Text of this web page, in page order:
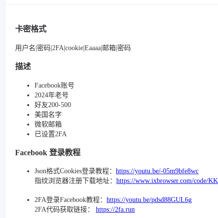
卡密格式
用户名|密码|2FA|cookie|Eaaaa|邮箱|密码
描述
Facebook账号
2024年老号
好友200-500
美国名字
微软邮箱
已设置2FA
Facebook 登录教程
Json格式Cookies登录教程： https://youtu.be/-05m9bfe8wc
指纹浏览器注册下载地址： https://www.ixbrowser.com/code/
2FA登录Facebook教程： https://youtu.be/pdsd88GUL6g
2FA代码获取链接： https://2fa.run